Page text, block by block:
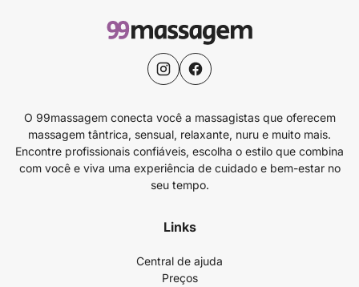
O 99massagem conecta você a massagistas que oferecem
massagem tântrica, sensual, relaxante, nuru e muito mais.
Encontre profissionais confiáveis, escolha o estilo que combina
com você e viva uma experiência de cuidado e bem-estar no
seu tempo.
Links
Central de ajuda
Preços